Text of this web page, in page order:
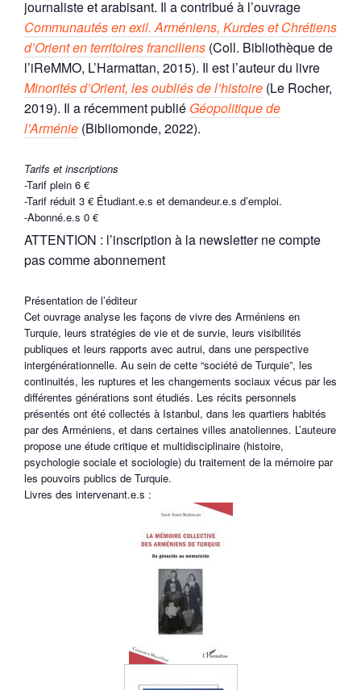
journaliste et arabisant. Il a contribué à l’ouvrage
Communautés en exil. Arméniens, Kurdes et Chrétiens
d’Orient en territoires franciliens (Coll. Bibliothèque de
l’iReMMO, L’Harmattan, 2015). Il est l’auteur du livre
Minorités d’Orient, les oubliés de l’histoire (Le Rocher,
2019). Il a récemment publié Géopolitique de
l’Arménie (Bibliomonde, 2022).
Tarifs et inscriptions
-Tarif plein 6 €
-Tarif réduit 3 € Étudiant.e.s et demandeur.e.s d’emploi.
-Abonné.e.s 0 €
ATTENTION : l’inscription à la newsletter ne compte
pas comme abonnement
Présentation de l’éditeur
Cet ouvrage analyse les façons de vivre des Arméniens en
Turquie, leurs stratégies de vie et de survie, leurs visibilités
publiques et leurs rapports avec autrui, dans une perspective
intergénérationnelle. Au sein de cette “société de Turquie”, les
continuités, les ruptures et les changements sociaux vécus par les
différentes générations sont étudiés. Les récits personnels
présentés ont été collectés à Istanbul, dans les quartiers habités
par des Arméniens, et dans certaines villes anatoliennes. L’auteure
propose une étude critique et multidisciplinaire (histoire,
psychologie sociale et sociologie) du traitement de la mémoire par
les pouvoirs publics de Turquie.
Livres des intervenant.e.s :